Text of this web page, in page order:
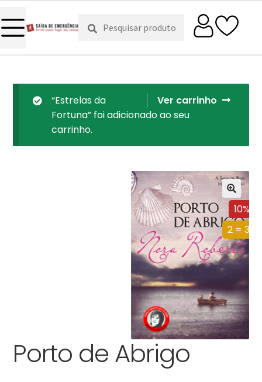
Pesquisar
por:
Pesquisa
Ver carrinho
“Estrelas da
Fortuna” foi adicionado ao seu
carrinho.
10%
2 = 3
Porto de Abrigo